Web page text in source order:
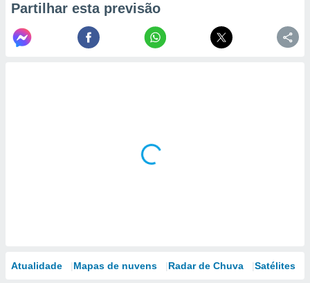
Partilhar esta previsão
Atualidade Mapas de nuvens Radar de Chuva Satélites